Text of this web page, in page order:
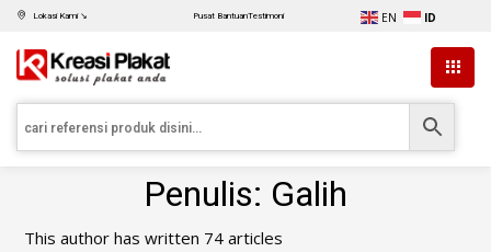
Lokasi Kami ↘ Pusat BantuanTestimoni EN ID
Penulis: Galih
This author has written 74 articles